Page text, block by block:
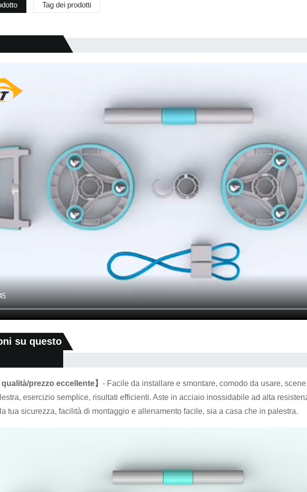
Tag dei prodotti
su questo
prezzo eccellente】- Facile da installare e smontare, comodo da usare,
esercizio semplice, risultati efficienti. Aste in acciaio inossidabile ad alta
tua sicurezza, facilità di montaggio e allenamento facile, sia a casa che in palestra.